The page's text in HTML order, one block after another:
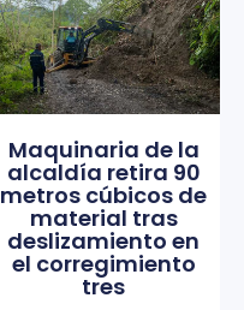
Maquinaria de la
alcaldía retira 90
metros cúbicos de
material tras
deslizamiento en
el corregimiento
tres